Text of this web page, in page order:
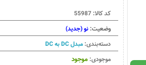
کد کالا: 55987
وضعیت: نو (جدید)
دسته‌بندی: مبدل DC به DC
موجودی: موجود